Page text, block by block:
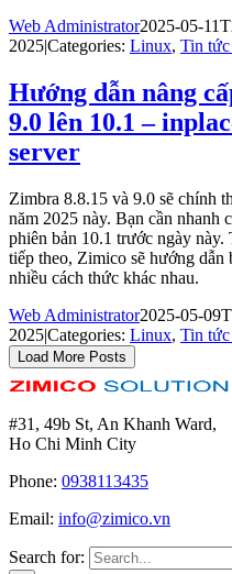
Web Administrator2025-05-
2025|Categories: Linux, Tin
Hướng dẫn nâng
9.0 lên 10.1 –
server
Zimbra 8.8.15 và 9.0 sẽ chính
năm 2025 này. Bạn cần nhanh
phiên bản 10.1 trước ngày này.
tiếp theo, Zimico sẽ hướng dẫn
nhiều cách thức khác nhau.
Web Administrator2025-05-
2025|Categories: Linux, Tin
Load More Posts
#31, 49b St, An Khanh Ward,
Ho Chi Minh City
Phone: 0938113435
Email: info@zimico.vn
Search for: